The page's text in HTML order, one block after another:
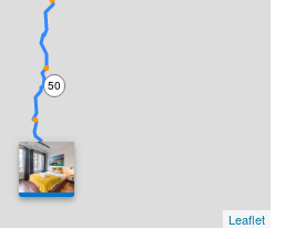
0
50
Leaflet